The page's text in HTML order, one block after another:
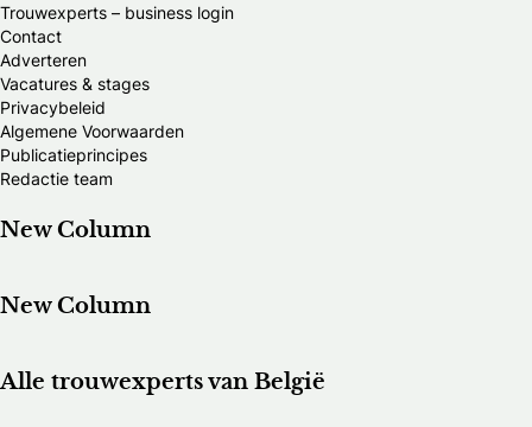
Trouwexperts – business login
Contact
Adverteren
Vacatures & stages
Privacybeleid
Algemene Voorwaarden
Publicatieprincipes
Redactie team
New Column
New Column
Alle trouwexperts van België